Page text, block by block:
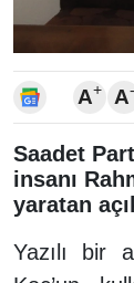
A+ A-
Saadet
insanı
yaratan
Yazılı bir